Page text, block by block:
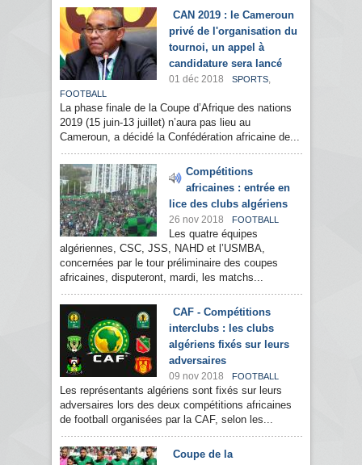
CAN 2019 : le Cameroun
privé de l'organisation du
tournoi, un appel à
candidature sera lancé
01 déc 2018 SPORTS,
FOOTBALL
La phase finale de la Coupe d’Afrique des nations
2019 (15 juin-13 juillet) n’aura pas lieu au
Cameroun, a décidé la Confédération africaine de...
Compétitions
africaines : entrée en
lice des clubs algériens
26 nov 2018 FOOTBALL
Les quatre équipes
algériennes, CSC, JSS, NAHD et l’USMBA,
concernées par le tour préliminaire des coupes
africaines, disputeront, mardi, les matchs...
CAF - Compétitions
interclubs : les clubs
algériens fixés sur leurs
adversaires
09 nov 2018 FOOTBALL
Les représentants algériens sont fixés sur leurs
adversaires lors des deux compétitions africaines
de football organisées par la CAF, selon les...
Coupe de la